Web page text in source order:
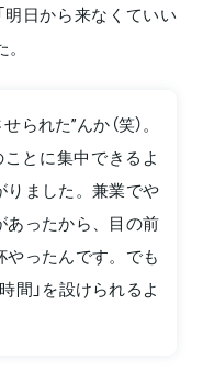
日から来なくていい
れた”んか（笑）。
とに集中できるよ
りました。兼業でや
あったから、目の前
ったんです。でも
間」を設けられるよ